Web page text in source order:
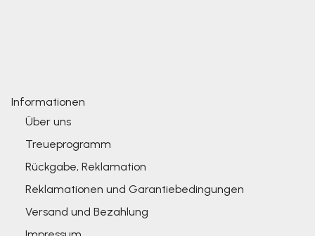
Informationen
Über uns
Treueprogramm
Rückgabe, Reklamation
Reklamationen und Garantiebedingungen
Versand und Bezahlung